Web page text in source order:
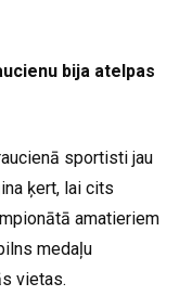
bija atelpas
sportisti jau
ķert, lai cits
amatieriem
medaļu
vietas.